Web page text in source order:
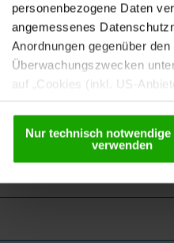
personenbezogene Daten
angemessenes
Anordnungen gegenüber
Überwachungszwecken
auf „Cookies (inkl. US-
Nur technisch notwendige
verwenden
eMagazin, den Kärntner